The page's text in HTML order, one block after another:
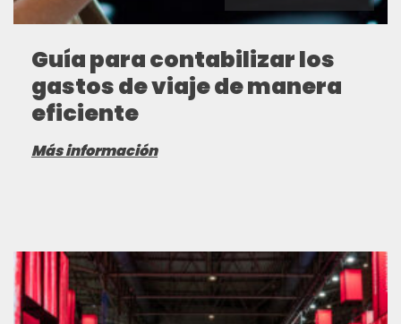
Guía para contabilizar los
gastos de viaje de manera
eficiente
Más información